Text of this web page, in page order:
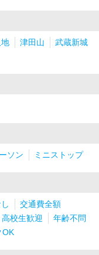
地 津田山
武蔵新城
ソン ミニストップ
交通費全額
高校生歓迎
年齢不問
OK